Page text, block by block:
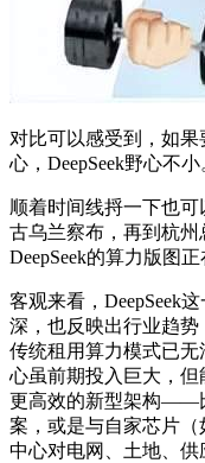
对比可以感受到，如
心，DeepSeek野心不小
顺着时间线捋一下也
古乌兰察布，再到杭州
DeepSeek的算力版图
客观来看，DeepSeek
深，也反映出行业趋势
传统租用算力模式已
心虽前期投入巨大，
更高效的新型架构——
案，或是与自家芯片
中心对电网、土地、供